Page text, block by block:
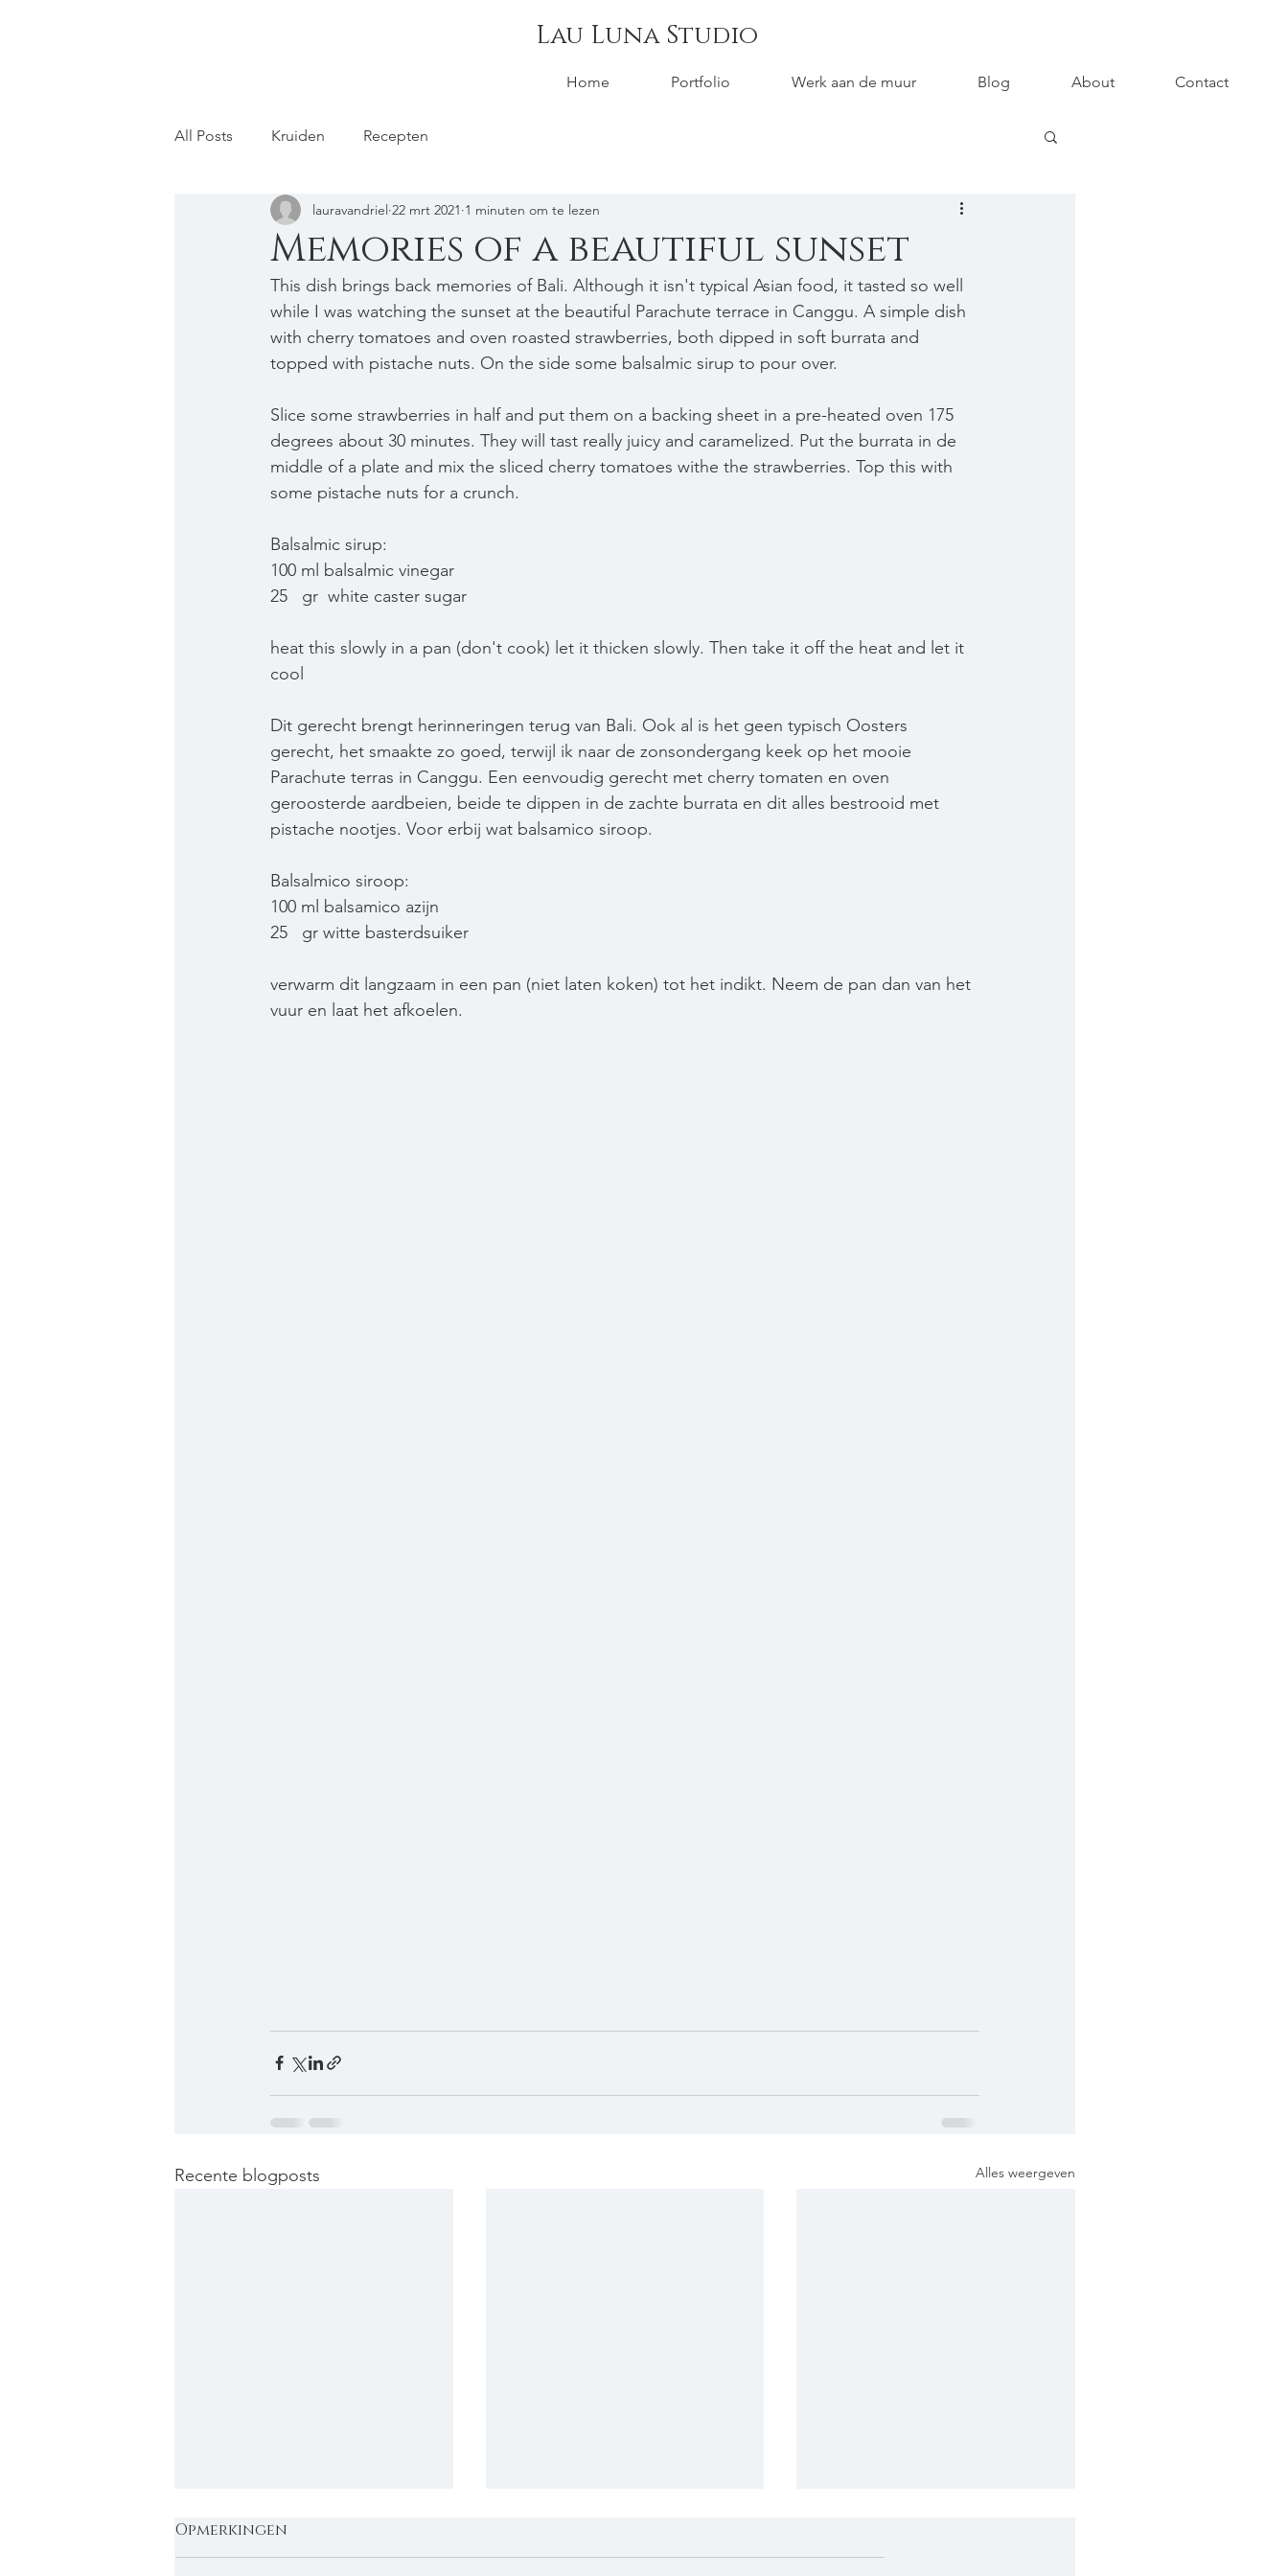
Lau Luna Studio
Home Portfolio Werk aan de muur Blog About Contact
All Posts Kruiden Recepten
Memories of a beautiful sunset
lauravandriel 22 mrt 2021 1 minuten om te lezen
This dish brings back memories of Bali. Although it isn't typical Asian food, it tasted so well
while I was watching the sunset at the beautiful Parachute terrace in Canggu. A simple dish
with cherry tomatoes and oven roasted strawberries, both dipped in soft burrata and
topped with pistache nuts. On the side some balsalmic sirup to pour over.
Slice some strawberries in half and put them on a backing sheet in a pre-heated oven 175
degrees about 30 minutes. They will tast really juicy and caramelized. Put the burrata in de
middle of a plate and mix the sliced cherry tomatoes withe the strawberries. Top this with
some pistache nuts for a crunch.
Balsalmic sirup:
100 ml balsalmic vinegar
25   gr  white caster sugar
heat this slowly in a pan (don't cook) let it thicken slowly. Then take it off the heat and let it
cool
Dit gerecht brengt herinneringen terug van Bali. Ook al is het geen typisch Oosters
gerecht, het smaakte zo goed, terwijl ik naar de zonsondergang keek op het mooie
Parachute terras in Canggu. Een eenvoudig gerecht met cherry tomaten en oven
geroosterde aardbeien, beide te dippen in de zachte burrata en dit alles bestrooid met
pistache nootjes. Voor erbij wat balsamico siroop.
Balsalmico siroop:
100 ml balsamico azijn
25   gr witte basterdsuiker
verwarm dit langzaam in een pan (niet laten koken) tot het indikt. Neem de pan dan van het
vuur en laat het afkoelen.
Recente blogposts Alles weergeven
Opmerkingen